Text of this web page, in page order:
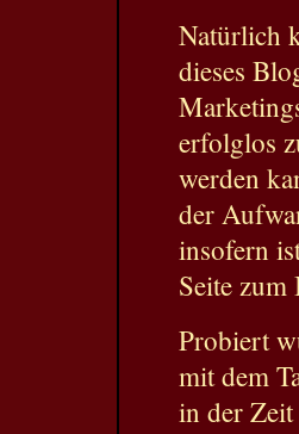
Natürlich
dieses
erfolglos
werden
der
insofern
Seite
Probiert
mit dem
in der